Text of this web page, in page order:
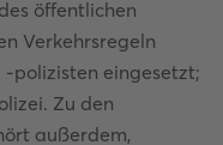
öffentlichen
Verkehrsregeln
polizisten eingesetzt;
Zu den
außerdem,